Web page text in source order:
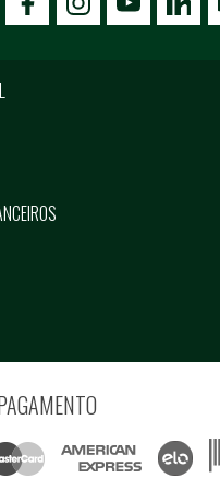
icon-facebookicon-social02icon-social03